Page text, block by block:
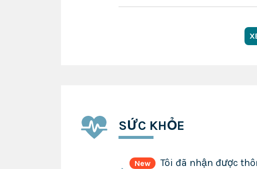
SỨC KHỎE
New
Tôi đã nhận được